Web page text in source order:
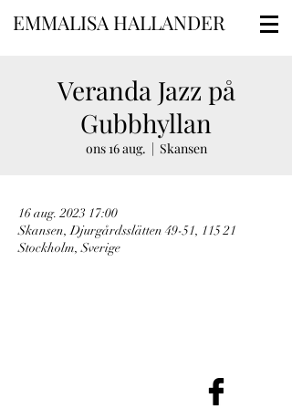
EMMALISA HALLANDER
Veranda Jazz på
Gubbhyllan
ons 16 aug.
  |
Skansen
16 aug. 2023 17:00
Skansen, Djurgårdsslätten 49-51, 115 21
Stockholm, Sverige